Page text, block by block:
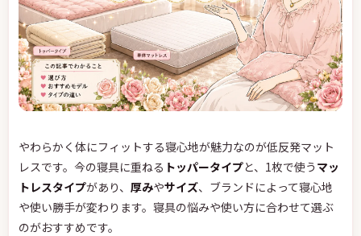
やわらかく体にフィットする寝心地が魅力なのが低反発マット
レスです。今の寝具に重ねる トッパータイプと、1枚で使う マッ
トレスタイプがあり、 厚みやサイズ、ブランドによって寝心地
や使い勝手が変わります。寝具の悩みや使い方に合わせて選ぶ
のがおすすめです。